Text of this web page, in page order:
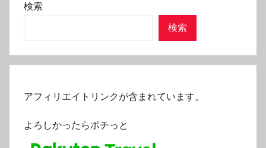
検索
検索
アフィリエイトリンクが含まれています。
よろしかったらポチっと